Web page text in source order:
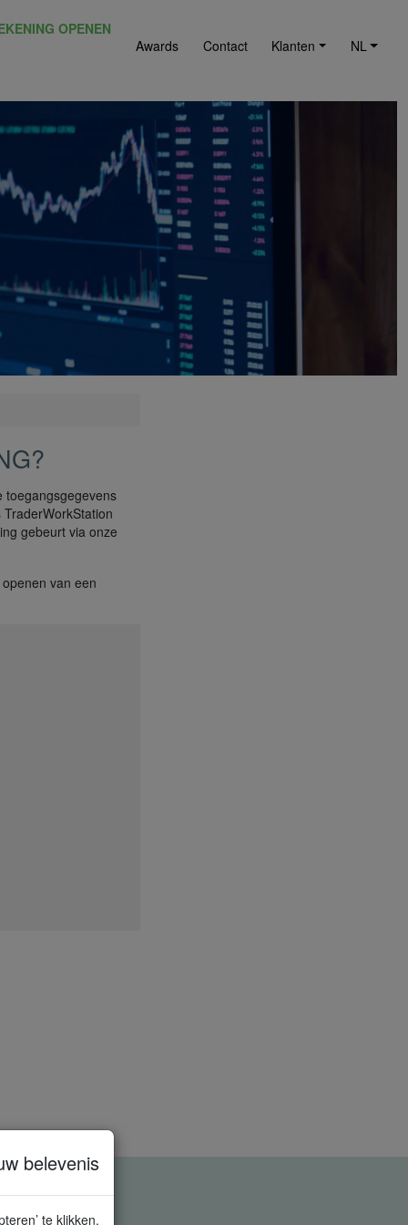
OPENEN
Awards
Contact Klanten NL
toegangsgegevens
gebeurt via onze
van een
belevenis
te klikken,